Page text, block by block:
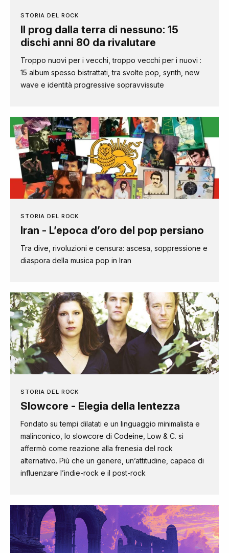
STORIA DEL ROCK
Il prog dalla terra di nessuno: 15
dischi anni 80 da rivalutare
Troppo nuovi per i vecchi, troppo vecchi per i nuovi :
15 album spesso bistrattati, tra svolte pop, synth, new
wave e identità progressive sopravvissute
STORIA DEL ROCK
Iran - L’epoca d’oro del pop persiano
Tra dive, rivoluzioni e censura: ascesa, soppressione e
diaspora della musica pop in Iran
STORIA DEL ROCK
Slowcore - Elegia della lentezza
Fondato su tempi dilatati e un linguaggio minimalista e
malinconico, lo slowcore di Codeine, Low & C. si
affermò come reazione alla frenesia del rock
alternativo. Più che un genere, un’attitudine, capace di
influenzare l’indie-rock e il post-rock